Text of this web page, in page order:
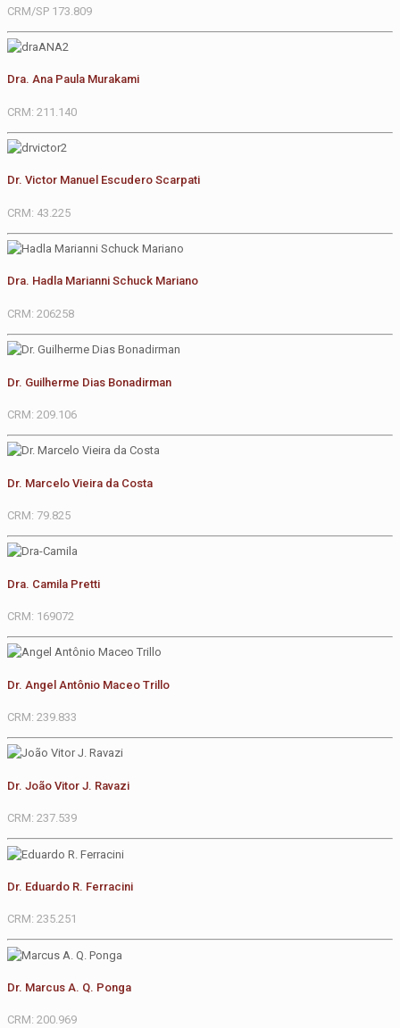
CRM/SP 173.809
Dra. Ana Paula Murakami
CRM: 211.140
Dr. Victor Manuel Escudero Scarpati
CRM: 43.225
Dra. Hadla Marianni Schuck Mariano
CRM: 206258
Dr. Guilherme Dias Bonadirman
CRM: 209.106
Dr. Marcelo Vieira da Costa
CRM: 79.825
Dra. Camila Pretti
CRM: 169072
Dr. Angel Antônio Maceo Trillo
CRM: 239.833
Dr. João Vitor J. Ravazi
CRM: 237.539
Dr. Eduardo R. Ferracini
CRM: 235.251
Dr. Marcus A. Q. Ponga
CRM: 200.969